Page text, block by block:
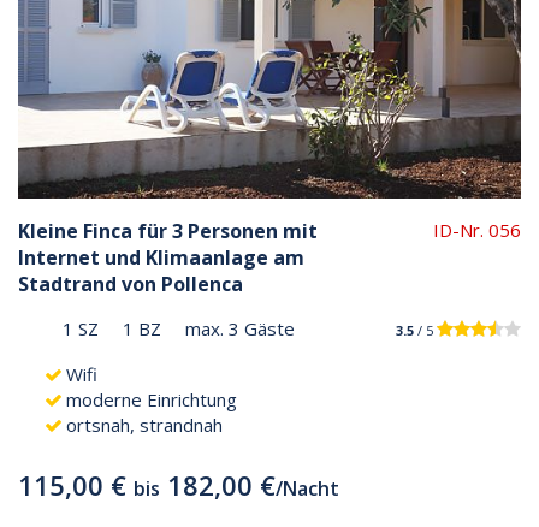
Kleine Finca für 3 Personen mit
Internet und Klimaanlage am
Stadtrand von Pollenca
ID-Nr. 056
1 SZ 1 BZ max. 3 Gäste 3.5 / 5
Wifi
moderne Einrichtung
ortsnah, strandnah
115,00 € bis 182,00 €/Nacht